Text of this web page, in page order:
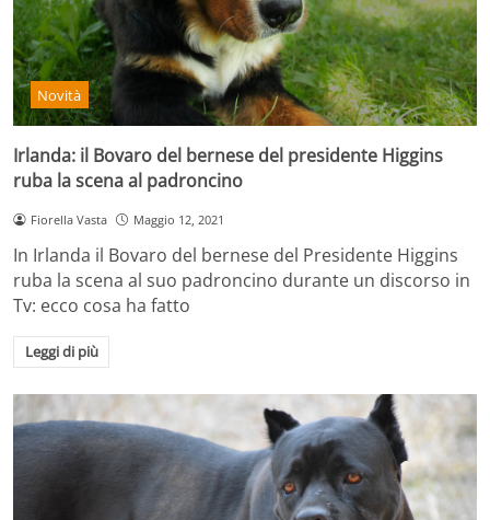
Novità
Irlanda: il Bovaro del bernese del presidente Higgins
ruba la scena al padroncino
Fiorella Vasta Maggio 12, 2021
In Irlanda il Bovaro del bernese del Presidente Higgins
ruba la scena al suo padroncino durante un discorso in
Tv: ecco cosa ha fatto
Leggi di più